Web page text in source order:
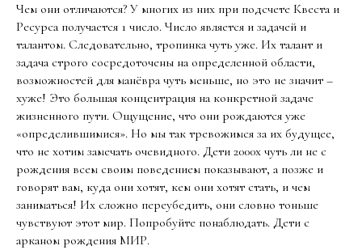
Чем они отличаются? У многих из них при подсчете Квеста и
Ресурса получается 1 число. Число является и задачей и
талантом. Следовательно, тропинка чуть уже. Их талант и
задача строго сосредоточены на определенной области,
возможностей для манёвра чуть меньше, но это не значит –
хуже! Это большая концентрация на конкретной задаче
жизненного пути. Ощущение, что они рождаются уже
«определившимися». Но мы так тревожимся за их будущее,
что не хотим замечать очевидного. Дети 2000х чуть ли не с
рождения всем своим поведением показывают, а позже и
говорят вам, куда они хотят, кем они хотят стать, и чем
заниматься! Их сложно переубедить, они словно тоньше
чувствуют этот мир. Попробуйте понаблюдать. Дети с
арканом рождения МИР.